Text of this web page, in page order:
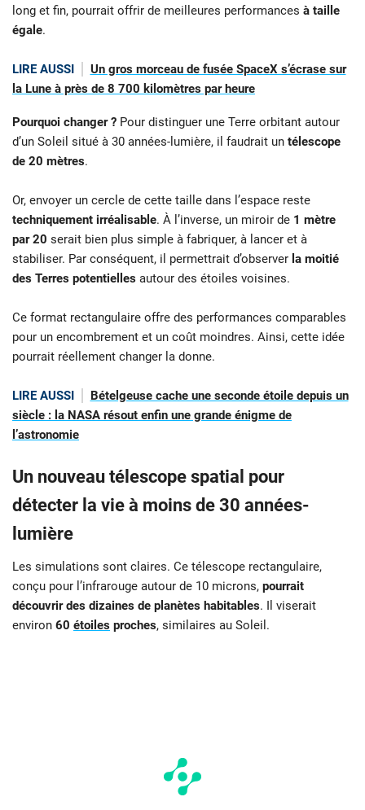
long et fin, pourrait offrir de meilleures performances à taille
égale.
LIRE AUSSI
Un gros morceau de fusée SpaceX s’écrase sur
la Lune à près de 8 700 kilomètres par heure
Pourquoi changer ? Pour distinguer une Terre orbitant autour
d’un Soleil situé à 30 années-lumière, il faudrait un télescope
de 20 mètres.
Or, envoyer un cercle de cette taille dans l’espace reste
techniquement irréalisable. À l’inverse, un miroir de 1 mètre
par 20 serait bien plus simple à fabriquer, à lancer et à
stabiliser. Par conséquent, il permettrait d’observer la moitié
des Terres potentielles autour des étoiles voisines.
Ce format rectangulaire offre des performances comparables
pour un encombrement et un coût moindres. Ainsi, cette idée
pourrait réellement changer la donne.
LIRE AUSSI
Bételgeuse cache une seconde étoile depuis un
siècle : la NASA résout enfin une grande énigme de
l’astronomie
Un nouveau télescope spatial pour
détecter la vie à moins de 30 années-
lumière
Les simulations sont claires. Ce télescope rectangulaire,
conçu pour l’infrarouge autour de 10 microns, pourrait
découvrir des dizaines de planètes habitables. Il viserait
environ 60 étoiles proches, similaires au Soleil.